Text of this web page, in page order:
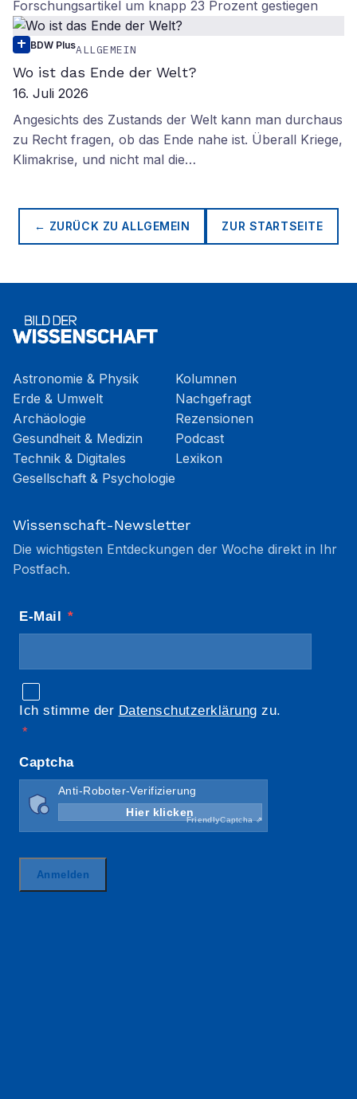
Forschungsartikel um knapp 23 Prozent gestiegen
BDW PlusALLGEMEIN
Wo ist das Ende der Welt?
16. Juli 2026
Angesichts des Zustands der Welt kann man durchaus
zu Recht fragen, ob das Ende nahe ist. Überall Kriege,
Klimakrise, und nicht mal die…
← ZURÜCK ZUALLGEMEIN ZUR STARTSEITE
Astronomie & Physik
Erde & Umwelt
Archäologie
Gesundheit & Medizin
Technik & Digitales
Gesellschaft & Psychologie
Kolumnen
Nachgefragt
Rezensionen
Podcast
Lexikon
Wissenschaft-Newsletter
Die wichtigsten Entdeckungen der Woche direkt in Ihr
Postfach.